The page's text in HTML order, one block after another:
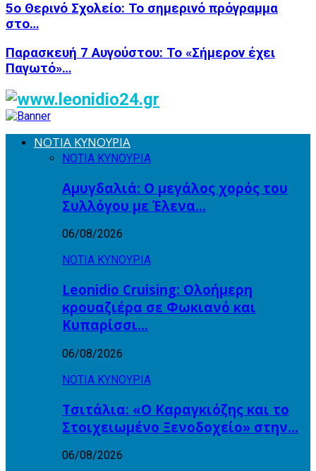
5ο Θερινό Σχολείο: Το σημερινό πρόγραμμα
στο…
Παρασκευή 7 Αυγούστου: Το «Σήμερον έχει
Παγωτό»…
ΝΟΤΙΑ ΚΥΝΟΥΡΙΑ
ΝΟΤΙΑ ΚΥΝΟΥΡΙΑ
Αμυγδαλιά: Ο μεγάλος χορός του
Συλλόγου με Έλενα…
06/08/2026
ΝΟΤΙΑ ΚΥΝΟΥΡΙΑ
Leonidio Cruising: Ολοήμερη
κρουαζιέρα σε Φωκιανό και
Κυπαρίσσι…
06/08/2026
ΝΟΤΙΑ ΚΥΝΟΥΡΙΑ
Τσιτάλια: «Ο Καραγκιόζης και το
Στοιχειωμένο Ξενοδοχείο» στην…
06/08/2026